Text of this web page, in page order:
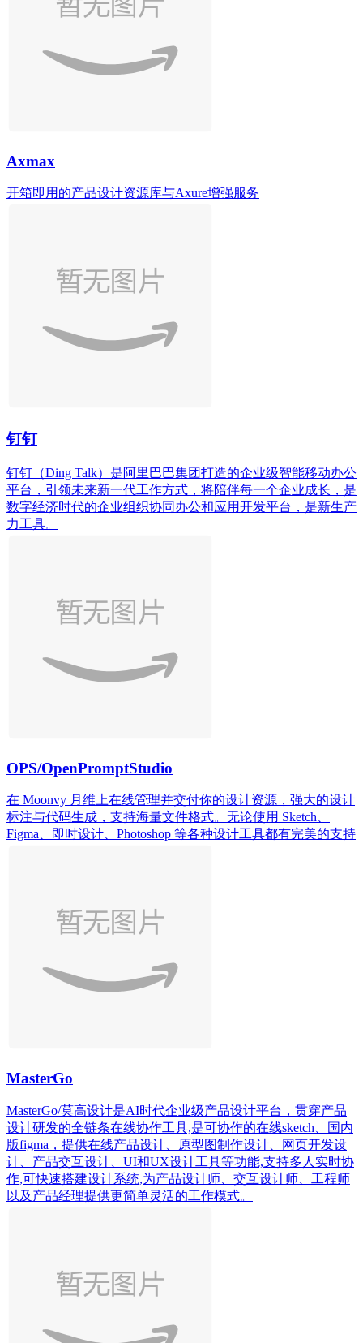
Axmax
开箱即用的产品设计资源库与Axure增强服务
钉钉
钉钉（Ding Talk）是阿里巴巴集团打造的企业级智能移动办公
平台，引领未来新一代工作方式，将陪伴每一个企业成长，是
数字经济时代的企业组织协同办公和应用开发平台，是新生产
力工具。
OPS/OpenPromptStudio
在 Moonvy 月维上在线管理并交付你的设计资源，强大的设计
标注与代码生成，支持海量文件格式。无论使用 Sketch、
Figma、即时设计、Photoshop 等各种设计工具都有完美的支持
MasterGo
MasterGo/莫高设计是AI时代企业级产品设计平台，贯穿产品
设计研发的全链条在线协作工具,是可协作的在线sketch、国内
版figma，提供在线产品设计、原型图制作设计、网页开发设
计、产品交互设计、UI和UX设计工具等功能,支持多人实时协
作,可快速搭建设计系统,为产品设计师、交互设计师、工程师
以及产品经理提供更简单灵活的工作模式。